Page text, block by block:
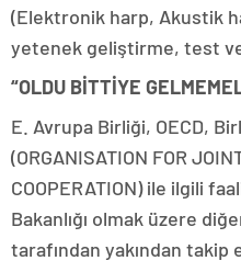
(Elektronik harp, Akustik
yetenek geliştirme, test ve
“OLDU BİTTİYE
E. Avrupa Birliği, OECD,
(ORGANISATION FOR
COOPERATION) ile ilgili
Bakanlığı olmak üzere
tarafından yakından takip